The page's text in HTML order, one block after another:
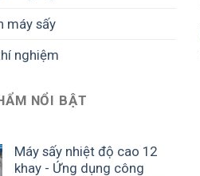
máy sấy
nghiệm
NỔI BẬT
Máy sấy nhiệt độ cao 12
khay - Ứng dụng công